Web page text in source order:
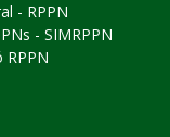
- RPPN
- SIMRPPN
RPPN